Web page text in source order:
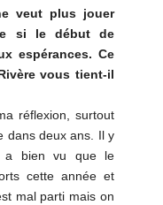
veut plus jouer
si le début de
espérances. Ce
vous tient-il
réflexion, surtout
dans deux ans. Il y
a bien vu que le
cette année et
mal parti mais on